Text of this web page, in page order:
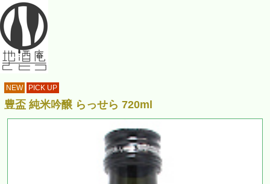
NEW PICK UP
豊盃 純米吟醸 らっせら 720ml